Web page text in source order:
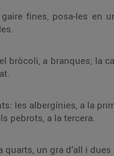
fines, posa-les en
bròcoli, a branques; la
les albergínies, a la
pebrots, a la tercera.
un gra d’all i